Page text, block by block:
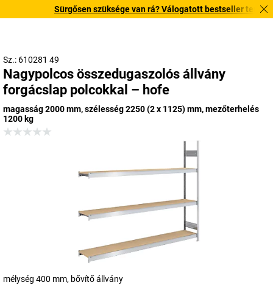
Sürgősen szüksége van rá? Válogatott bestseller
Sz.: 610281 49
Nagypolcos összedugaszolós állvány
forgácslap polcokkal – hofe
magasság 2000 mm, szélesség 2250 (2 x 1125) mm, mezőterhelés
1200 kg
mélység 400 mm, bővítő állvány